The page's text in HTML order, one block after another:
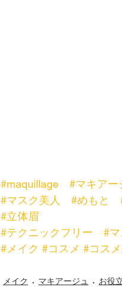
#maquillage #マキアー
#マスク美人
#めもと
#立体眉
#テクニックフリー
#
#メイク #コスメ #コス
メイク マキアージュ お役